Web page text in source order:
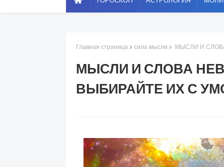
Главная страница сила мысли МЫСЛИ И
МЫСЛИ И СЛОВА
ВЫБИРАЙТЕ ИХ С